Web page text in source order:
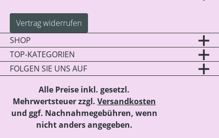
Vertrag widerrufen
SHOP
TOP-KATEGORIEN
FOLGEN SIE UNS AUF
Alle Preise inkl. gesetzl.
Mehrwertsteuer zzgl. Versandkosten
und ggf. Nachnahmegebühren, wenn
nicht anders angegeben.